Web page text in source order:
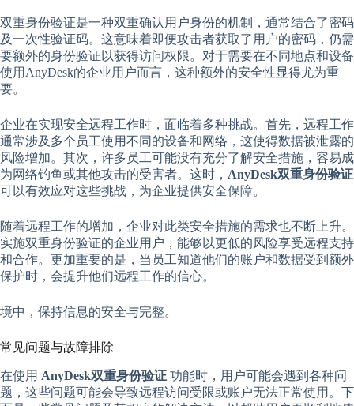
双重身份验证是一种双重确认用户身份的机制，通常结合了密码
及一次性验证码。这意味着即便攻击者获取了用户的密码，仍需
要额外的身份验证以获得访问权限。对于需要在不同地点和设备
使用AnyDesk的企业用户而言，这种额外的安全性显得尤为重
要。
企业在实现安全远程工作时，面临着多种挑战。首先，远程工作
通常涉及多个员工使用不同的设备和网络，这使得数据被泄露的
风险增加。其次，许多员工可能没有充分了解安全措施，容易成
为网络钓鱼或其他攻击的受害者。这时， AnyDesk双重身份验证
可以有效应对这些挑战，为企业提供安全保障。
随着远程工作的增加，企业对此类安全措施的需求也不断上升。
实施双重身份验证的企业用户，能够以更低的风险享受远程支持
和合作。更加重要的是，当员工知道他们的账户和数据受到额外
保护时，会提升他们远程工作的信心。
境中，保持信息的安全与完整。
常见问题与故障排除
在使用 AnyDesk双重身份验证 功能时，用户可能会遇到各种问
题，这些问题可能会导致远程访问受限或账户无法正常使用。下